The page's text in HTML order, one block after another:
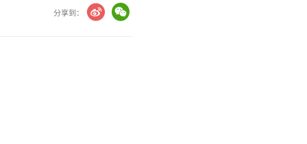
分享到：